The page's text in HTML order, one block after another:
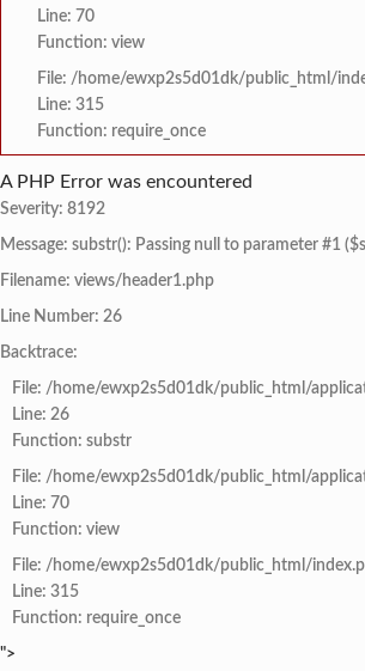
Line: 70
Function: view
File: /home/ewxp2s5d01dk/public_html/
Line: 315
Function: require_once
A PHP Error was encountered
Severity: 8192
Message: substr(): Passing null to parameter #1
Filename: views/header1.php
Line Number: 26
Backtrace:
File: /home/ewxp2s5d01dk/public_html/
Line: 26
Function: substr
File: /home/ewxp2s5d01dk/public_html/
Line: 70
Function: view
File: /home/ewxp2s5d01dk/public_html/
Line: 315
Function: require_once
">